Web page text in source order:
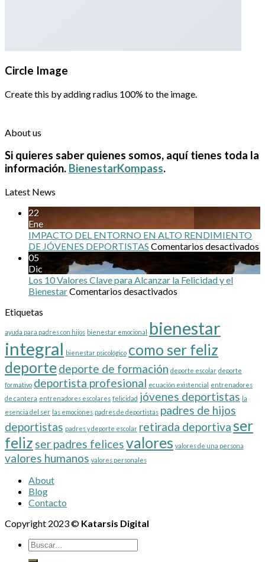
Circle Image
Create this by adding radius 100% to the image.
About us
Si quieres saber quienes somos, aquí tienes toda la
información. BienestarKompass.
Latest News
22
Ene
IMPACTO DEL ENTORNO EN ALTO RENDIMIENTO
DE JÓVENES DEPORTISTAS Comentarios desactivados
05
Dic
Los 10 Valores Clave para Alcanzar la Felicidad y el
BienestarComentarios desactivados
Valores
Clave
para
Alcanzar
la
Felicidad
y
el
Bienestar
Etiquetas
ayuda para padres con hijos bienestar emocional
bienestar
integral bienestar psicológico como ser feliz
deportedeporte de formación deporte escolar deporte
formativo deportista profesional ecuación existencial
entrenadores
de cantera entrenadores escolares felicidad jóvenes deportistas la
esencia del ser las emociones padres de deportistas padres de hijos
deportistas padres y deporte escolar retirada deportiva ser
feliz ser padres felicesvalores valores de una persona
valores humanos valores personales
About
Blog
Contacto
Copyright 2023 © Katarsis Digital